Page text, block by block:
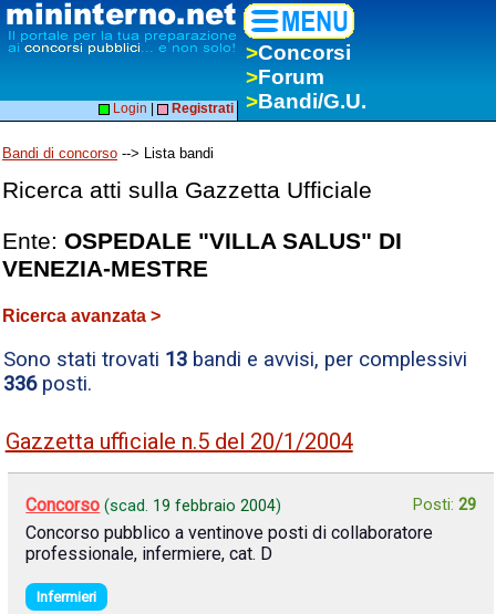
>Concorsi
>Forum
>Bandi/G.U.
Login Registrati
Bandi di concorso --> Lista bandi
Ricerca atti sulla Gazzetta Ufficiale
Ente: OSPEDALE "VILLA SALUS" DI
VENEZIA-MESTRE
Ricerca avanzata >
Sono stati trovati 13 bandi e avvisi, per complessivi
336posti.
Gazzetta ufficiale n.5 del 20/1/2004
Concorso (scad. 19 febbraio 2004) Posti: 29
Concorso pubblico a ventinove posti di collaboratore
professionale, infermiere, cat. D
Infermieri